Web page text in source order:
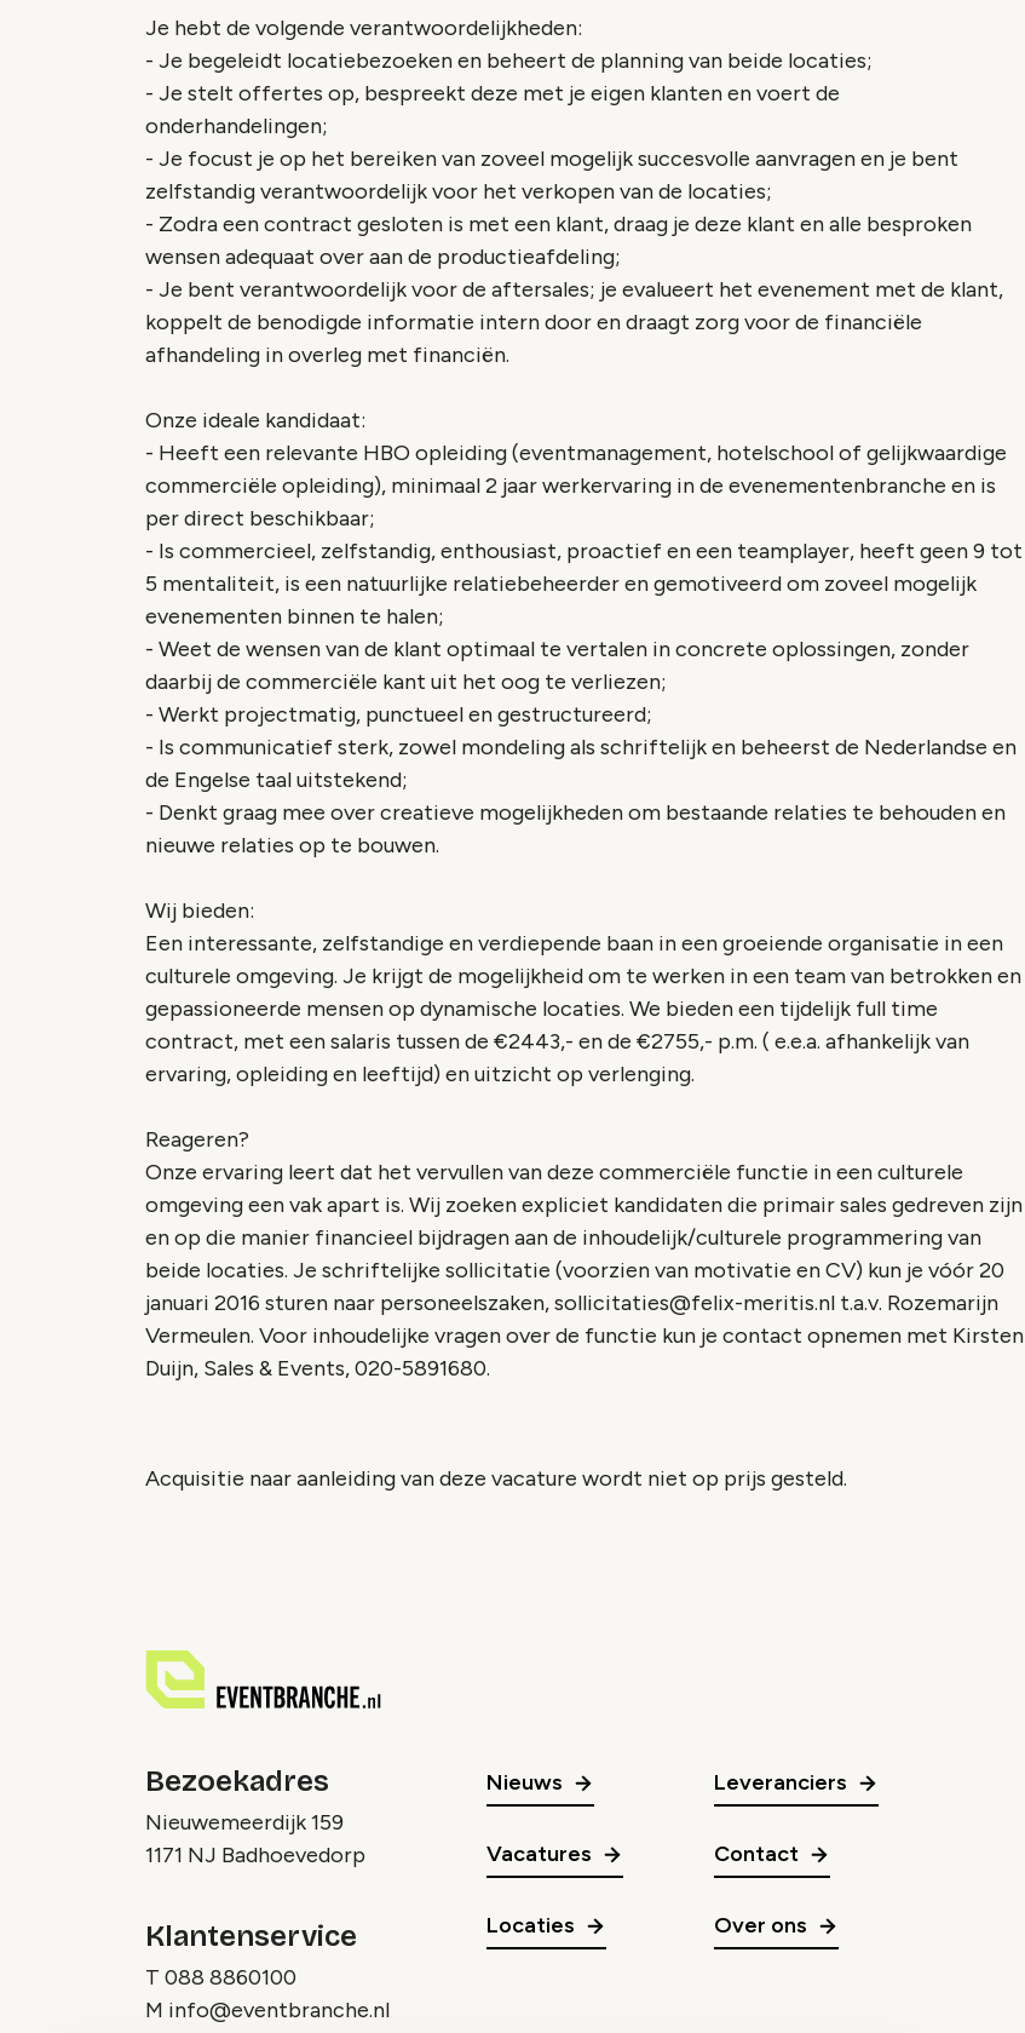
Je hebt de volgende verantwoordelijkheden:
- Je begeleidt locatiebezoeken en beheert de planning van beide locaties;
- Je stelt offertes op, bespreekt deze met je eigen klanten en voert de
onderhandelingen;
- Je focust je op het bereiken van zoveel mogelijk succesvolle aanvragen en je bent
zelfstandig verantwoordelijk voor het verkopen van de locaties;
- Zodra een contract gesloten is met een klant, draag je deze klant en alle besproken
wensen adequaat over aan de productieafdeling;
- Je bent verantwoordelijk voor de aftersales; je evalueert het evenement met de klant,
koppelt de benodigde informatie intern door en draagt zorg voor de financiële
afhandeling in overleg met financiën.
Onze ideale kandidaat:
- Heeft een relevante HBO opleiding (eventmanagement, hotelschool of gelijkwaardige
commerciële opleiding), minimaal 2 jaar werkervaring in de evenementenbranche en is
per direct beschikbaar;
- Is commercieel, zelfstandig, enthousiast, proactief en een teamplayer, heeft geen 9 tot
5 mentaliteit, is een natuurlijke relatiebeheerder en gemotiveerd om zoveel mogelijk
evenementen binnen te halen;
- Weet de wensen van de klant optimaal te vertalen in concrete oplossingen, zonder
daarbij de commerciële kant uit het oog te verliezen;
- Werkt projectmatig, punctueel en gestructureerd;
- Is communicatief sterk, zowel mondeling als schriftelijk en beheerst de Nederlandse en
de Engelse taal uitstekend;
- Denkt graag mee over creatieve mogelijkheden om bestaande relaties te behouden en
nieuwe relaties op te bouwen.
Wij bieden:
Een interessante, zelfstandige en verdiepende baan in een groeiende organisatie in een
culturele omgeving. Je krijgt de mogelijkheid om te werken in een team van betrokken en
gepassioneerde mensen op dynamische locaties. We bieden een tijdelijk full time
contract, met een salaris tussen de €2443,- en de €2755,- p.m. ( e.e.a. afhankelijk van
ervaring, opleiding en leeftijd) en uitzicht op verlenging.
Reageren?
Onze ervaring leert dat het vervullen van deze commerciële functie in een culturele
omgeving een vak apart is. Wij zoeken expliciet kandidaten die primair sales gedreven zijn
en op die manier financieel bijdragen aan de inhoudelijk/culturele programmering van
beide locaties. Je schriftelijke sollicitatie (voorzien van motivatie en CV) kun je vóór 20
januari 2016 sturen naar personeelszaken, sollicitaties@felix-meritis.nl t.a.v. Rozemarijn
Vermeulen. Voor inhoudelijke vragen over de functie kun je contact opnemen met Kirsten
Duijn, Sales & Events, 020-5891680.
Acquisitie naar aanleiding van deze vacature wordt niet op prijs gesteld.
Bezoekadres
Nieuwemeerdijk 159
1171 NJ Badhoevedorp
Klantenservice
T 088 8860100
M info@eventbranche.nl
Nieuws
Vacatures
Locaties
Leveranciers
Contact
Over ons